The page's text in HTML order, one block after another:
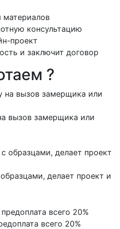
материалов
консультацию
проект
и заключит договор
?
вызов замерщика или
делает проект и
всего 20%